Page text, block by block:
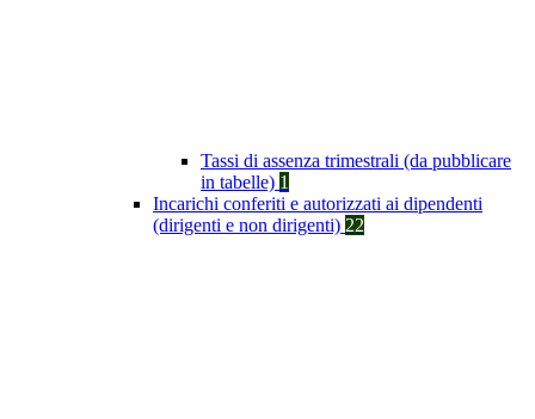
Tassi di assenza trimestrali (da pubblicare
in tabelle) 1
Incarichi conferiti e autorizzati ai dipendenti
(dirigenti e non dirigenti) 22